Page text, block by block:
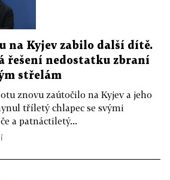
na Kyjev zabilo další dítě.
řešení nedostatku zbraní
střelám
znovu zaútočilo na Kyjev a jeho
tříletý chlapec se svými
a patnáctiletý...